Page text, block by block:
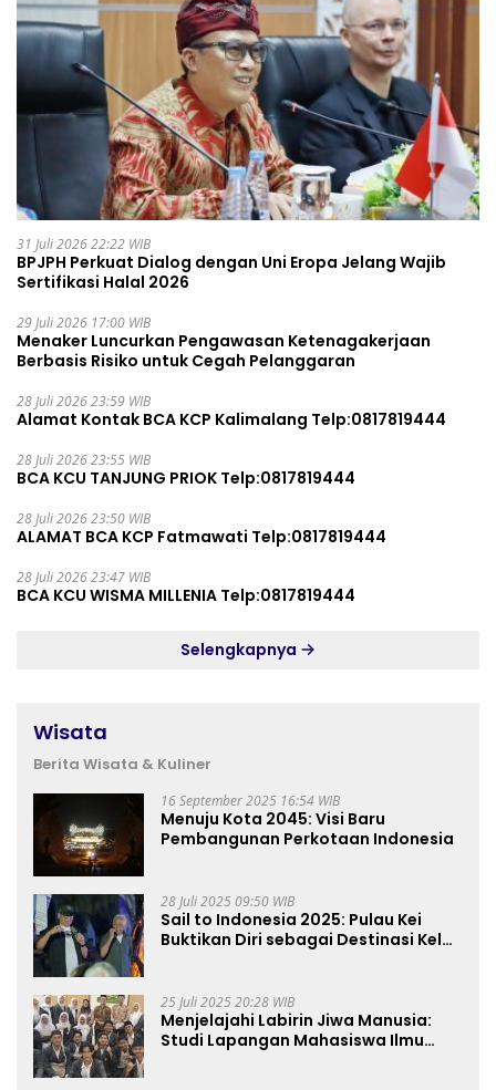
31 Juli 2026 22:22 WIB
BPJPH Perkuat Dialog dengan Uni Eropa Jelang Wajib
Sertifikasi Halal 2026
29 Juli 2026 17:00 WIB
Menaker Luncurkan Pengawasan Ketenagakerjaan
Berbasis Risiko untuk Cegah Pelanggaran
28 Juli 2026 23:59 WIB
Alamat Kontak BCA KCP Kalimalang Telp:0817819444
28 Juli 2026 23:55 WIB
BCA KCU TANJUNG PRIOK Telp:0817819444
28 Juli 2026 23:50 WIB
ALAMAT BCA KCP Fatmawati Telp:0817819444
28 Juli 2026 23:47 WIB
BCA KCU WISMA MILLENIA Telp:0817819444
Selengkapnya
Wisata
Berita Wisata & Kuliner
16 September 2025 16:54 WIB
Menuju Kota 2045: Visi Baru
Pembangunan Perkotaan Indonesia
28 Juli 2025 09:50 WIB
Sail to Indonesia 2025: Pulau Kei
Buktikan Diri sebagai Destinasi Kelas
25 Juli 2025 20:28 WIB
Menjelajahi Labirin Jiwa Manusia:
Studi Lapangan Mahasiswa Ilmu